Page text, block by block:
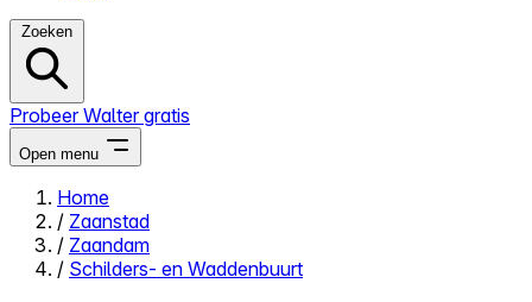
Zoeken
Probeer Walter gratis
Open menu
Close menu
Home
/ Zaanstad
/ Zaandam
/ Schilders- en Waddenbuurt